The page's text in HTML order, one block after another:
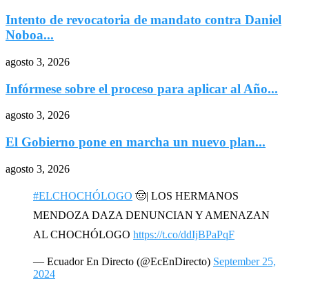
Intento de revocatoria de mandato contra Daniel
Noboa...
agosto 3, 2026
Infórmese sobre el proceso para aplicar al Año...
agosto 3, 2026
El Gobierno pone en marcha un nuevo plan...
agosto 3, 2026
#ELCHOCHÓLOGO 🤠| LOS HERMANOS
MENDOZA DAZA DENUNCIAN Y AMENAZAN
AL CHOCHÓLOGO https://t.co/ddIjBPaPqF
— Ecuador En Directo (@EcEnDirecto) September 25,
2024